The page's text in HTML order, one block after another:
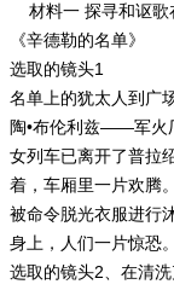
材料一 探寻和讴歌
《辛德勒的名单》
选取的镜头1
名单上的犹太人到广
陶•布伦利兹——军火
女列车已离开了普拉
着，车厢里一片欢腾
被命令脱光衣服进行
身上，人们一片惊恐。
选取的镜头2、在清